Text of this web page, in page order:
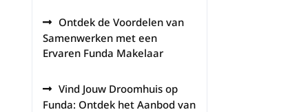
Ontdek de Voordelen van
Samenwerken met een
Ervaren Funda Makelaar
Vind Jouw Droomhuis op
Funda: Ontdek het Aanbod van